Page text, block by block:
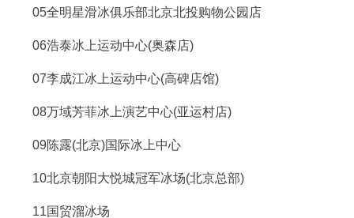
05全明星滑冰俱乐部北京北投购物公园店
06浩泰冰上运动中心(奥森店)
07李成江冰上运动中心(高碑店馆)
08万域芳菲冰上演艺中心(亚运村店)
09陈露(北京)国际冰上中心
10北京朝阳大悦城冠军冰场(北京总部)
11国贸溜冰场